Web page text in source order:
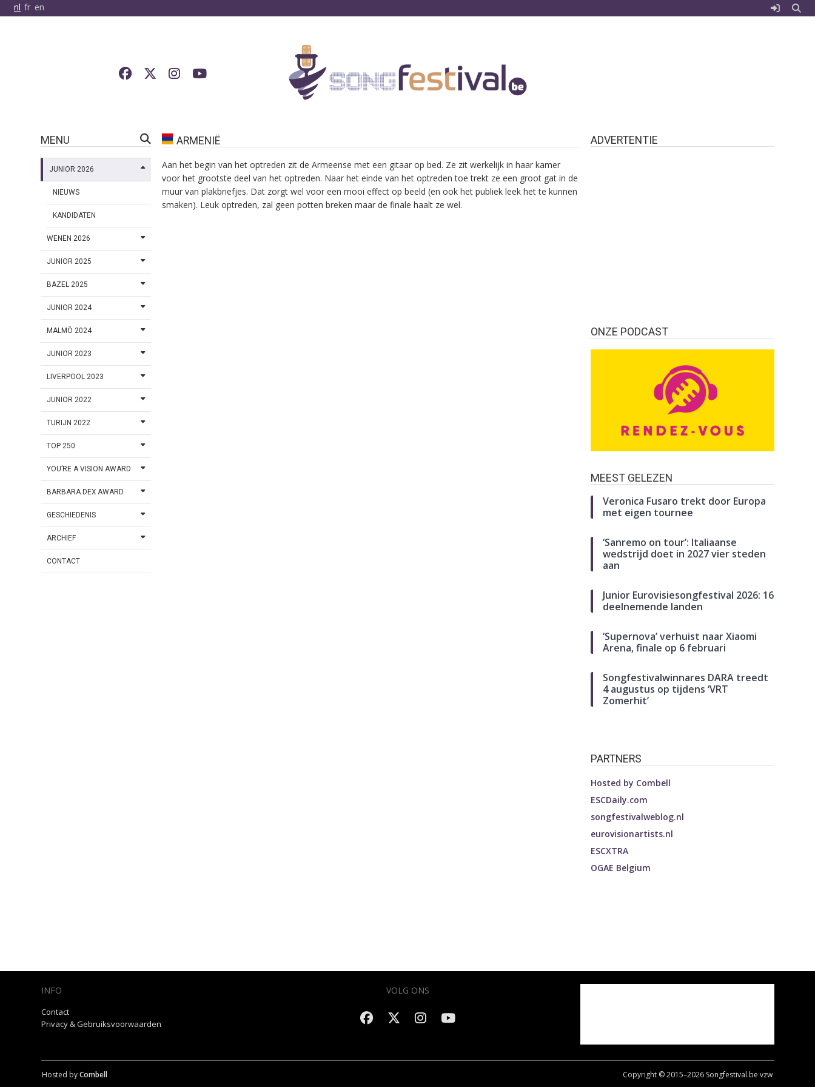
nl fr en
MENU
JUNIOR 2026
NIEUWS
KANDIDATEN
WENEN 2026
JUNIOR 2025
BAZEL 2025
JUNIOR 2024
MALMÖ 2024
JUNIOR 2023
LIVERPOOL 2023
JUNIOR 2022
TURIJN 2022
TOP 250
YOU’RE A VISION AWARD
BARBARA DEX AWARD
GESCHIEDENIS
ARCHIEF
CONTACT
ARMENIË
Aan het begin van het optreden zit de Armeense met een gitaar op bed. Ze zit werkelijk in haar kamer
voor het grootste deel van het optreden. Naar het einde van het optreden toe trekt ze een groot gat in de
muur van plakbriefjes. Dat zorgt wel voor een mooi effect op beeld (en ook het publiek leek het te kunnen
smaken). Leuk optreden, zal geen potten breken maar de finale haalt ze wel.
ADVERTENTIE
ONZE PODCAST
MEEST GELEZEN
Veronica Fusaro trekt door Europa
met eigen tournee
‘Sanremo on tour’: Italiaanse
wedstrijd doet in 2027 vier steden
aan
Junior Eurovisiesongfestival 2026: 16
deelnemende landen
‘Supernova’ verhuist naar Xiaomi
Arena, finale op 6 februari
Songfestivalwinnares DARA treedt
4 augustus op tijdens ‘VRT
Zomerhit’
PARTNERS
Hosted by Combell
ESCDaily.com
songfestivalweblog.nl
eurovisionartists.nl
ESCXTRA
OGAE Belgium
INFO
Contact
Privacy & Gebruiksvoorwaarden
VOLG ONS
Hosted byCombell Copyright © 2015–2026 Songfestival.be vzw